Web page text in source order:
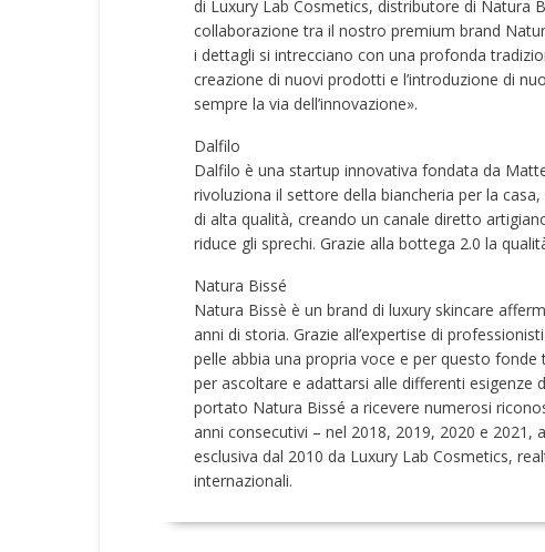
di Luxury Lab Cosmetics, distributore di Natura
collaborazione tra il nostro premium brand
i dettagli si intrecciano con una profonda
creazione di nuovi prodotti e l’introduzione di
sempre la via dell’innovazione».
Dalfilo
Dalfilo è una startup innovativa fondata da
rivoluziona il settore della biancheria per la
di alta qualità, creando un canale diretto
riduce gli sprechi. Grazie alla bottega 2.0 la
Natura Bissé
Natura Bissè è un brand di luxury skincare
anni di storia. Grazie all’expertise di
pelle abbia una propria voce e per questo
per ascoltare e adattarsi alle differenti esigenze
portato Natura Bissé a ricevere numerosi
anni consecutivi – nel 2018, 2019, 2020 e 2021,
esclusiva dal 2010 da Luxury Lab Cosmetics,
internazionali.